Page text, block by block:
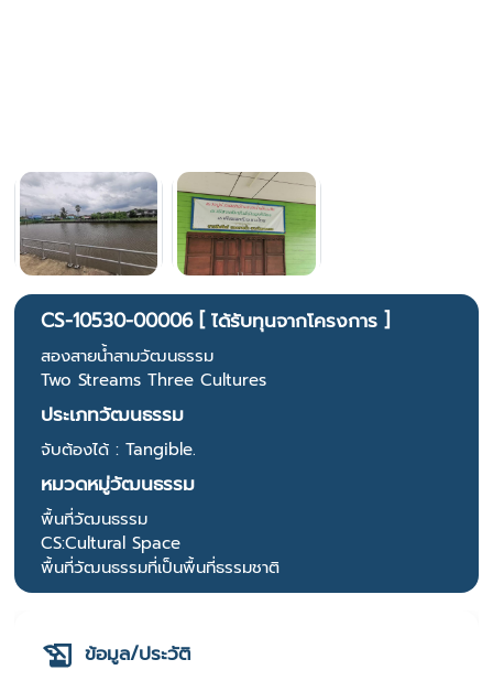
CS-10530-00006 [ ได้รับทุนจากโครงการ ]
สองสายน้ำสามวัฒนธรรม
Two Streams Three Cultures
ประเภทวัฒนธรรม
จับต้องได้ : Tangible.
หมวดหมู่วัฒนธรรม
พื้นที่วัฒนธรรม
CS:Cultural Space
พื้นที่วัฒนธรรมที่เป็นพื้นที่ธรรมชาติ
ข้อมูล/ประวัติ